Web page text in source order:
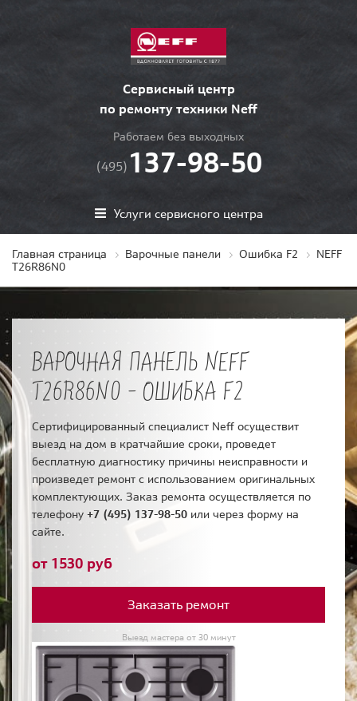
Сервисный центр
по ремонту техники Neff
Работаем без выходных
(495) 137-98-50
Услуги сервисного центра
Главная страница Варочные панели Ошибка F2
NEFF
T26R86N0
ВАРОЧНАЯ ПАНЕЛЬ NEFF
T26R86N0 - ОШИБКА F2
Сертифицированный специалист Neff осуществит
выезд на дом в кратчайшие сроки, проведет
бесплатную диагностику причины неисправности и
произведет ремонт с использованием оригинальных
комплектующих. Заказ ремонта осуществляется по
телефону +7 (495) 137-98-50 или через форму на
сайте.
от 1530 руб
Заказать ремонт
Выезд мастера от 30 минут